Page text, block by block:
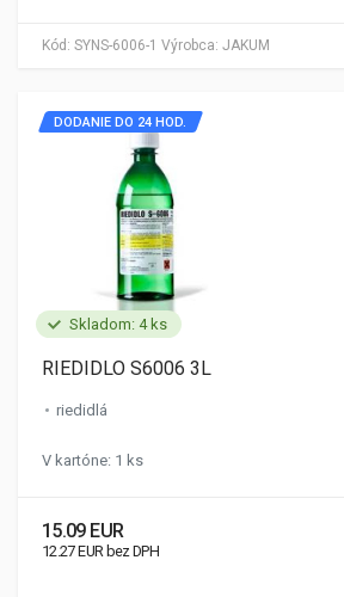
Kód: SYNS-6006-1 Výrobca: JAKUM
Skladom: 4 ks
DODANIE DO 24 HOD.
RIEDIDLO S6006 3L
riedidlá
V kartóne: 1 ks
15.09 EUR
12.27 EUR bez DPH